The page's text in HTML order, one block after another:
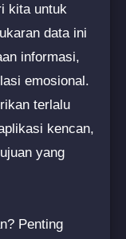
kita untuk
data ini
informasi,
emosional.
terlalu
kencan,
yang
Penting